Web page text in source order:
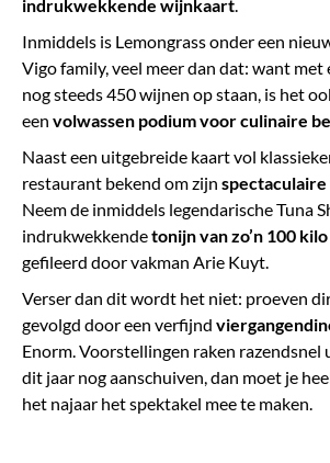
indrukwekkende wijnkaart.
Inmiddels is Lemongrass onder een
Vigo family, veel meer dan dat: want
nog steeds 450 wijnen op staan, is het
een volwassen podium voor culinaire
Naast een uitgebreide kaart vol
restaurant bekend om zijn
Neem de inmiddels legendarische Tuna
indrukwekkendetonijn van zo’n 100 kilo
gefileerd door vakman Arie Kuyt.
Verser dan dit wordt het niet: proeven
gevolgd door een verfijnd
Enorm. Voorstellingen raken
dit jaar nog aanschuiven, dan moet je
het najaar het spektakel mee te maken.